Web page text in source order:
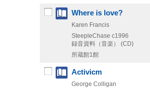
Where is love?
Karen Francis
SteepleChase c1996
録音資料（音楽） (CD)
所蔵館1館
Activicm
George Colligan